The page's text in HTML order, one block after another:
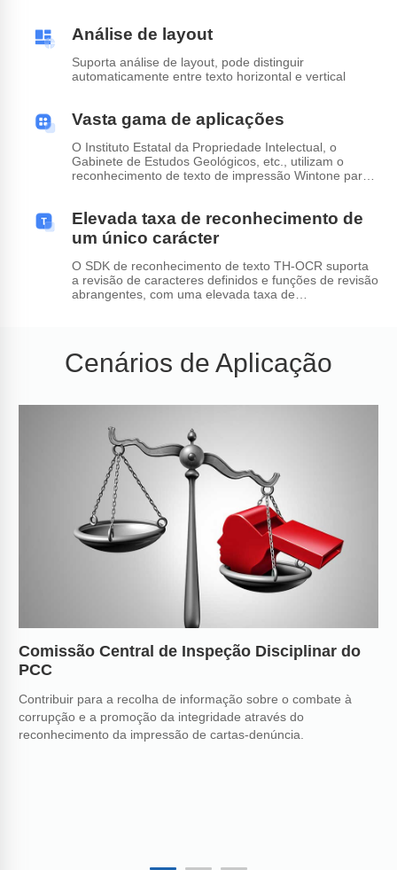
Análise de layout
Suporta análise de layout, pode distinguir
automaticamente entre texto horizontal e vertical
Vasta gama de aplicações
O Instituto Estatal da Propriedade Intelectual, o
Gabinete de Estudos Geológicos, etc., utilizam o
reconhecimento de texto de impressão Wintone para
Elevada taxa de reconhecimento de
um único carácter
O SDK de reconhecimento de texto TH-OCR suporta
a revisão de caracteres definidos e funções de revisão
abrangentes, com uma elevada taxa de
Cenários de Aplicação
Comissão Central de Inspeção Disciplinar do
PCC
Contribuir para a recolha de informação sobre o combate à
corrupção e a promoção da integridade através do
reconhecimento da impressão de cartas-denúncia.